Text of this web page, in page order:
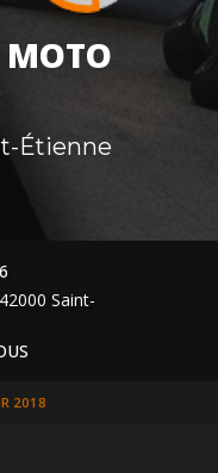
Étienne
Saint-
2018